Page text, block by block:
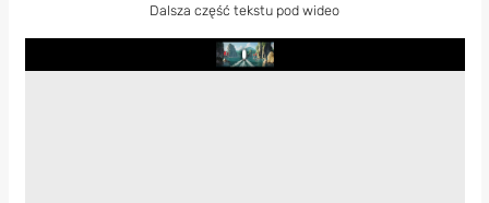
Dalsza część tekstu pod wideo
Play